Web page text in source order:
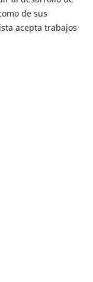
de sus
acepta trabajos